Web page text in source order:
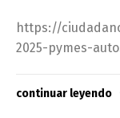
https://
2025-pymes-
continuar leyendo